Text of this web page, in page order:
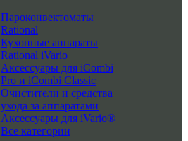
Пароконвектоматы
Rational
Кухонные аппараты
Rational iVario
Аксессуары для iCombi
Pro и iCombi Classic
Очистители и средства
ухода за аппаратами
Аксессуары для iVario®
Все категории